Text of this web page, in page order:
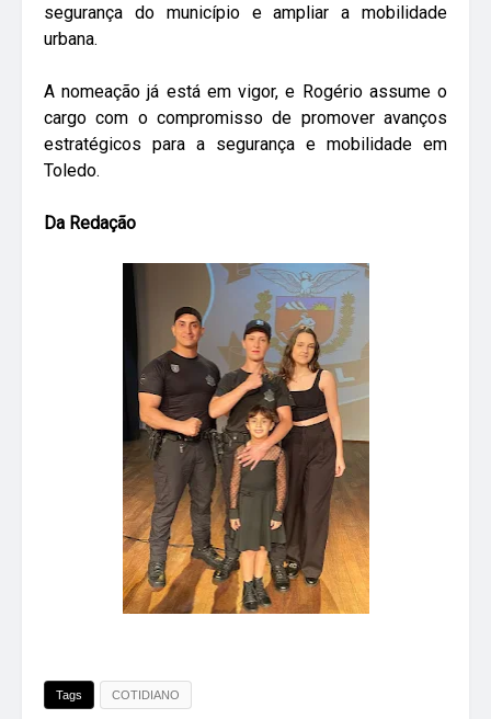
segurança do município e ampliar a mobilidade
urbana.
A nomeação já está em vigor, e Rogério assume o
cargo com o compromisso de promover avanços
estratégicos para a segurança e mobilidade em
Toledo.
Da Redação
Tags COTIDIANO